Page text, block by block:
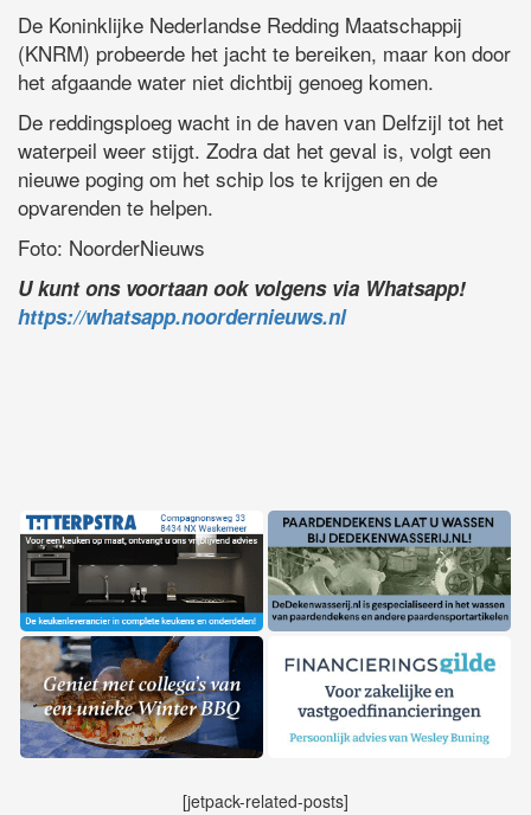
De Koninklijke Nederlandse Redding Maatschappij
(KNRM) probeerde het jacht te bereiken, maar kon door
het afgaande water niet dichtbij genoeg komen.
De reddingsploeg wacht in de haven van Delfzijl tot het
waterpeil weer stijgt. Zodra dat het geval is, volgt een
nieuwe poging om het schip los te krijgen en de
opvarenden te helpen.
Foto: NoorderNieuws
U kunt ons voortaan ook volgens via Whatsapp!
https://whatsapp.noordernieuws.nl
[jetpack-related-posts]